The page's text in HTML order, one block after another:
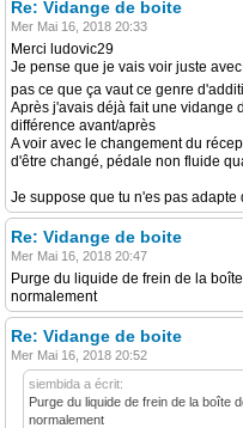
Re: Vidange de boite
Mer Mai 16, 2018 20:33
Merci ludovic29
Je pense que je vais voir juste
pas ce que ça vaut ce genre
Après j'avais déjà fait une vidange
différence avant/après
A voir avec le changement du
d'être changé, pédale non fluide
Je suppose que tu n'es pas adapte
Re: Vidange de boite
Mer Mai 16, 2018 20:47
Purge du liquide de frein de la
normalement
Re: Vidange de boite
Mer Mai 16, 2018 20:52
siembida a écrit:
Purge du liquide de frein de la boîte
normalement